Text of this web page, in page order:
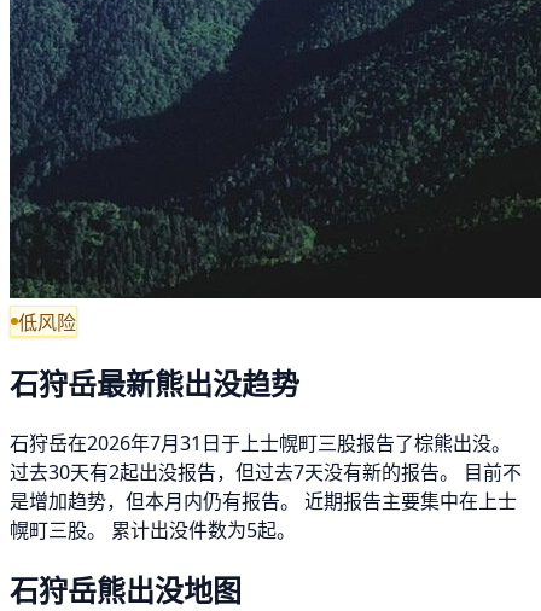
低风险
石狩岳最新熊出没趋势
石狩岳在2026年7月31日于上士幌町三股报告了棕熊出没。
过去30天有2起出没报告，但过去7天没有新的报告。 目前不
是增加趋势，但本月内仍有报告。 近期报告主要集中在上士
幌町三股。 累计出没件数为5起。
石狩岳熊出没地图